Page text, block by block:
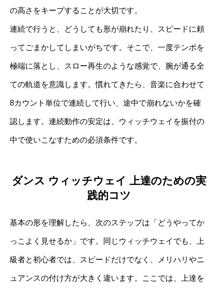
の高さをキープすることが大切です。
連続で行うと、どうしても形が崩れたり、スピードに頼
ってごまかしてしまいがちです。そこで、一度テンポを
極端に落とし、スロー再生のような感覚で、腕が通る全
ての軌道を意識します。慣れてきたら、音楽に合わせて
8カウント単位で連続して行い、途中で崩れないかを確
認します。連続動作の安定は、ウィッチウェイを振付の
中で使いこなすための必須条件です。
ダンス ウィッチウェイ 上達のための実
践的コツ
基本の形を理解したら、次のステップは「どうやってか
っこよく見せるか」です。同じウィッチウェイでも、上
級者と初心者では、スピードだけでなく、メリハリやニ
ュアンスの付け方が大きく違います。ここでは、上達を